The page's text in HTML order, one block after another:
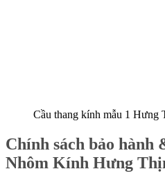
Cầu thang kính mẫu 1 Hưng
Chính sách bảo hành
Nhôm Kính Hưng